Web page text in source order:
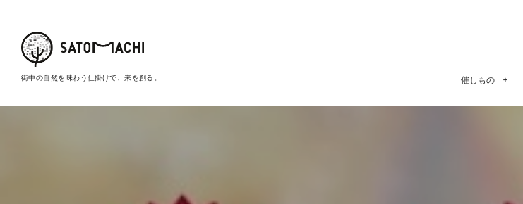
街中の自然を味わう仕掛けで、来を創る。 催しもの